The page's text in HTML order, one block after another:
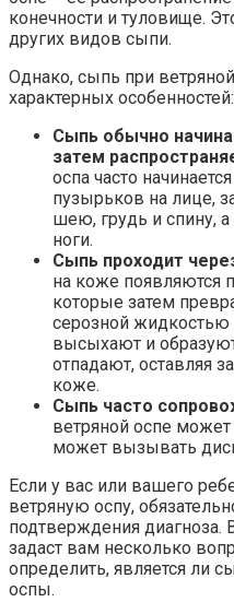
конечности и туловище.
других видов сыпи.
Однако, сыпь при
характерных особенностей:
Сыпь обычно
затем
оспа часто
пузырьков на лице,
шею, грудь и спину, а
ноги.
Сыпь проходит
на коже появляются
которые затем
серозной
высыхают и
отпадают, оставляя
коже.
Сыпь часто
ветряной оспе
может вызывать
Если у вас или вашего
ветряную оспу,
подтверждения диагноза.
задаст вам несколько
определить, является ли
оспы.